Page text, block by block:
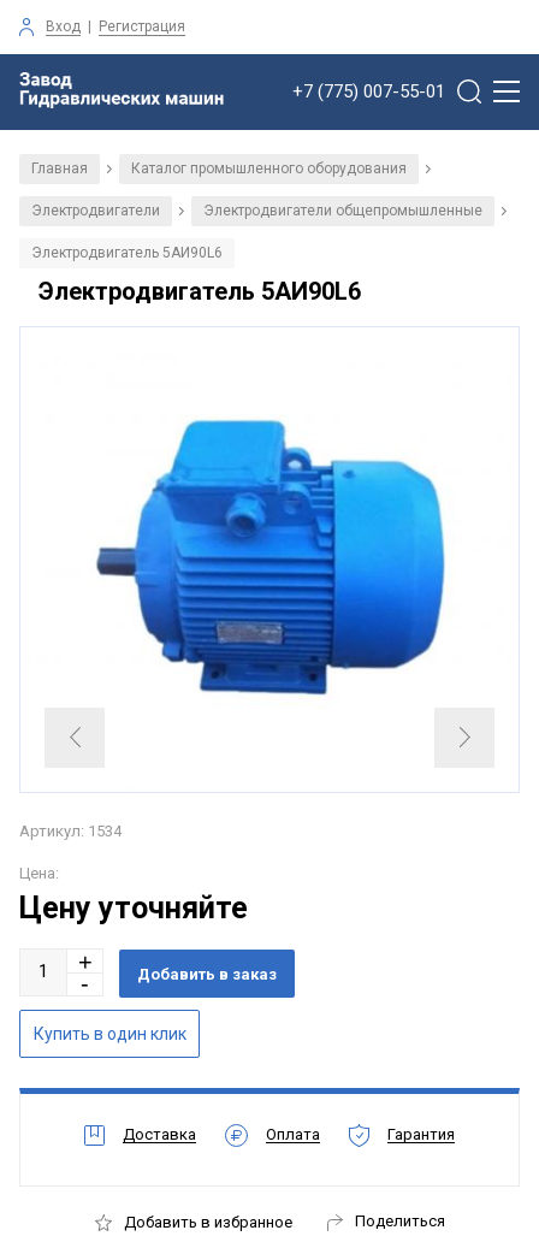
Вход | Регистрация
+7 (775) 007-55-01
Главная / Каталог промышленного оборудования /
Электродвигатели / Электродвигатели общепромышленные /
Электродвигатель 5АИ90L6
Электродвигатель 5АИ90L6
Артикул: 1534
Цена:
Цену уточняйте
Доставка Оплата Гарантия
Добавить в избранное Поделиться